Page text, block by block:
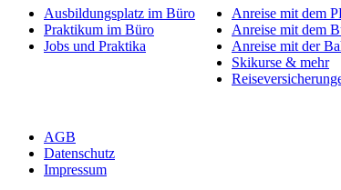
Ausbildungsplatz im Büro
Praktikum im Büro
Jobs und Praktika
Anreise mit dem
Anreise mit dem
Anreise mit der
Skikurse & mehr
AGB
Datenschutz
Impressum